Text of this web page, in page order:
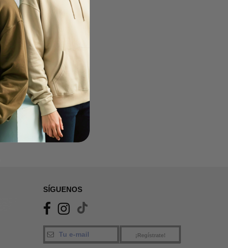
SÍGUENOS
¡Regístrate!